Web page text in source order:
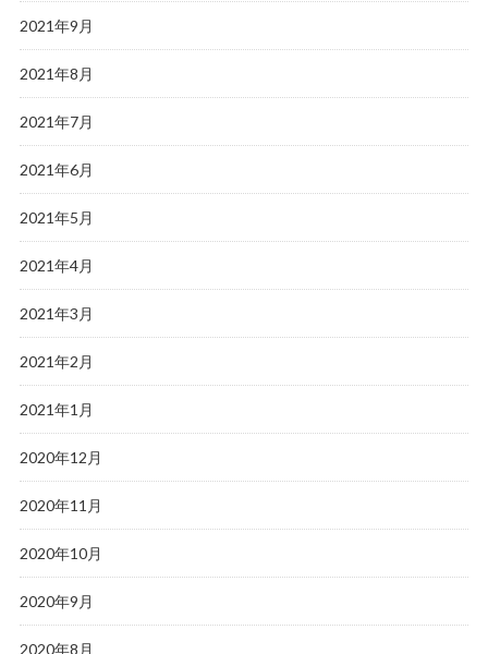
2021年9月
2021年8月
2021年7月
2021年6月
2021年5月
2021年4月
2021年3月
2021年2月
2021年1月
2020年12月
2020年11月
2020年10月
2020年9月
2020年8月